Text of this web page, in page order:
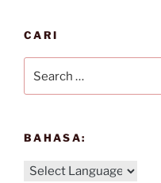
CARI
for:
BAHASA: